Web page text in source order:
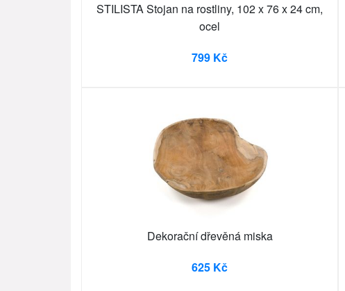
STILISTA Stojan na rostliny, 102 x 76 x 24 cm,
ocel
799 Kč
Dekorační dřevěná miska
625 Kč